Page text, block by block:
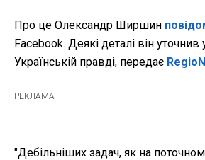
Про це Олександр Ширшин
Facebook. Деякі деталі він уточнив
Українській правді, передає
"Дебільніших задач, як на